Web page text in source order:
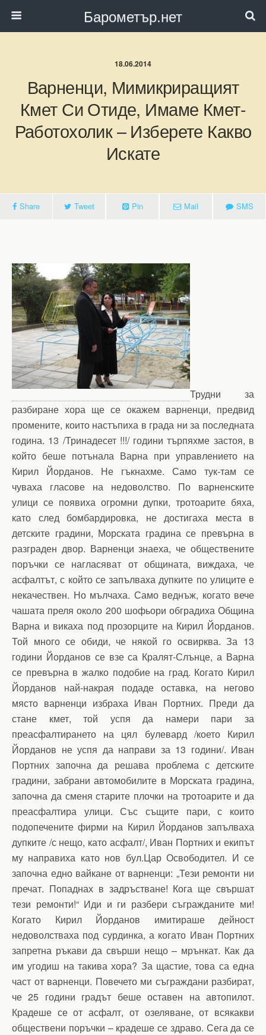
Барометър.нет
18.06.2014
Варненци, Мимикриращият
Кмет Си Отиде, Имаме Кмет-
Работохолик – Изберете Какво
Искате
Share Tweet Pin Mail SMS
Трудни за
разбиране хора ще се окажем варненци, предвид
промените, които настъпиха в града ни за последната
година. 13 /Тринадесет !!!/ години търпяхме застоя, в
който беше потънала Варна при управлението на
Кирил Йорданов. Не гъкнахме. Само тук-там се
чуваха гласове на недоволство. По варненските
улици се появиха огромни дупки, тротоарите бяха,
като след бомбардировка, не достигаха места в
детските градини, Морската градина се превърна в
разграден двор. Варненци знаеха, че обществените
поръчки се нагласяват от общината, виждаха, че
асфалтът, с който се запълваха дупките по улиците е
некачествен. Но мълчаха. Само веднъж, когато вече
чашата преля около 200 шофьори обградиха Община
Варна и викаха под прозорците на Кирил Йорданов.
Той много се обиди, че някой го освирква. За 13
години Йорданов се взе са Кралят-Слънце, а Варна
се превърна в жалко подобие на град. Когато Кирил
Йорданов най-накрая подаде оставка, на негово
място варненци избраха Иван Портних. Преди да
стане кмет, той успя да намери пари за
преасфалтирането на цял булевард /което Кирил
Йорданов не успя да направи за 13 години/. Иван
Портних започна да решава проблема с детските
градини, забрани автомобилите в Морската градина,
започна да сменя старите плочки на тротоарите и да
преасфалтира улици. Със същите пари, с които
подопечените фирми на Кирил Йорданов запълваха
дупките /с нещо, като асфалт/, Иван Портних и екипът
му направиха като нов бул.Цар Освободител. И се
започна едно вайкане от варненци: „Тези ремонти ни
пречат. Попаднах в задръстване! Кога ще свършат
тези ремонти!“ Иди и ги разбери съгражданите ми!
Когато Кирил Йорданов имитираше дейност
недоволстваха под сурдинка, а когато Иван Портних
запретна ръкави да свърши нещо – мрънкат. Как да
им угодиш на такива хора? За щастие, това са една
част от варненци. Повечето ми съграждани разбират,
че 25 години градът беше оставен на автопилот.
Крадеше се от асфалт, от озеляване, от всякакви
обществени поръчки – крадеше се здраво. Сега да се